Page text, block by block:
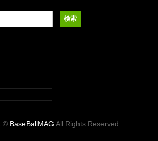
© BaseBallMAG All Rights Reserved